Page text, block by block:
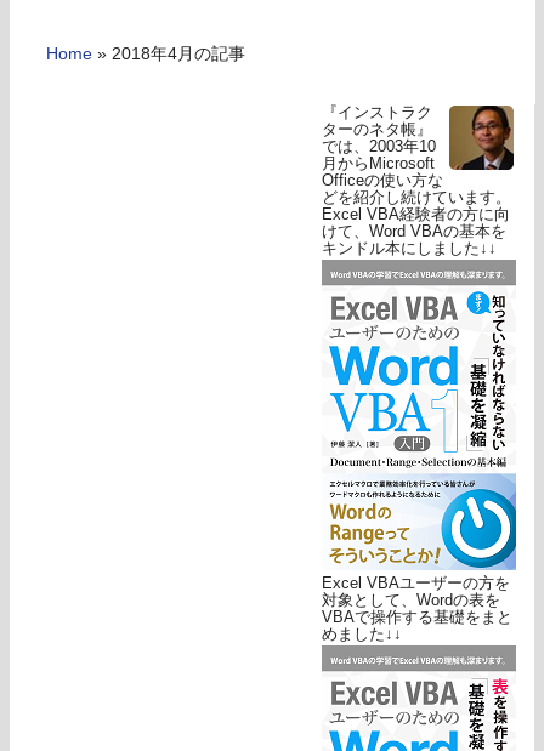
Home » 2018年4月の記事
『インストラク
ターのネタ帳』
では、2003年10
月からMicrosoft
Officeの使い方な
どを紹介し続けています。
Excel VBA経験者の方に向
けて、Word VBAの基本を
キンドル本にしました↓↓
Excel VBAユーザーの方を
対象として、Wordの表を
VBAで操作する基礎をまと
めました↓↓